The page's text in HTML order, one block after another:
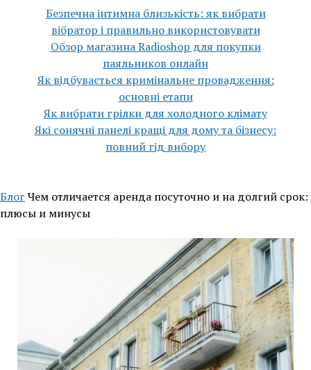
Безпечна інтимна близькість: як вибрати
вібратор і правильно використовувати
Обзор магазина Radioshop для покупки
паяльников онлайн
Як відбувається кримінальне провадження:
основні етапи
Як вибрати грілки для холодного клімату
Які сонячні панелі кращі для дому та бізнесу:
повний гід вибору
Блог Чем отличается аренда посуточно и на долгий срок:
плюсы и минусы